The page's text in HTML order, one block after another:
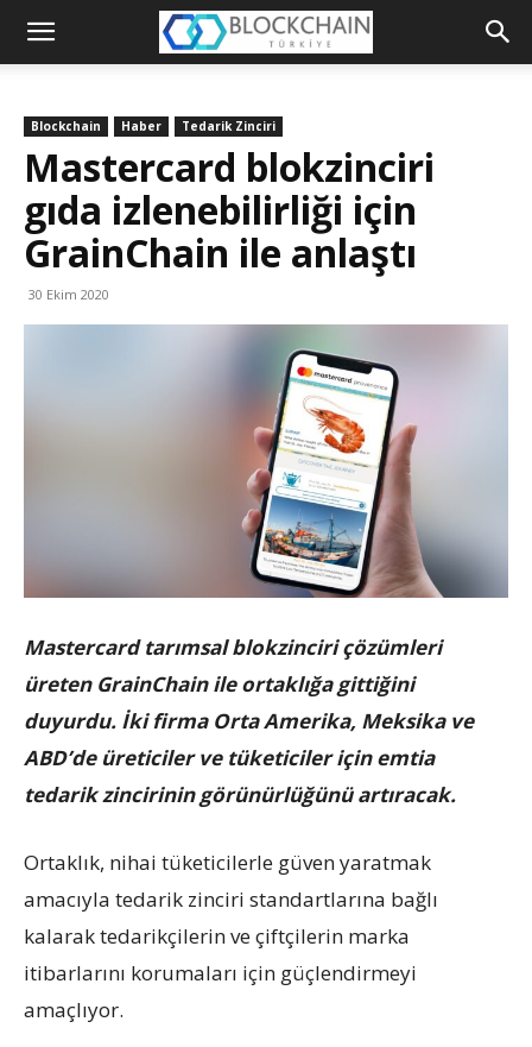
Blockchain
Blockchain Haber Tedarik Zinciri
Mastercard blokzinciri
gıda izlenebilirliği için
GrainChain ile anlaştı
30 Ekim 2020
Mastercard tarımsal blokzinciri çözümleri
üreten GrainChain ile ortaklığa gittiğini
duyurdu. İki firma Orta Amerika, Meksika ve
ABD’de üreticiler ve tüketiciler için emtia
tedarik zincirinin görünürlüğünü artıracak.
Ortaklık, nihai tüketicilerle güven yaratmak
amacıyla tedarik zinciri standartlarına bağlı
kalarak tedarikçilerin ve çiftçilerin marka
itibarlarını korumaları için güçlendirmeyi
amaçlıyor.